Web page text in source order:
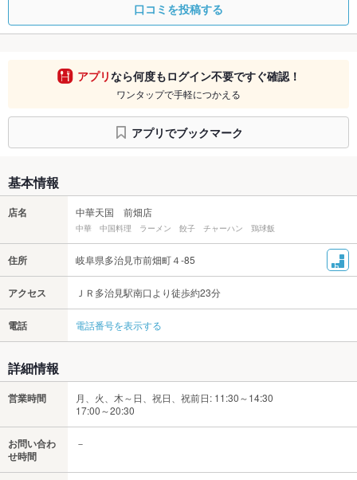
口コミを投稿する
アプリなら何度もログイン不要ですぐ確認！
ワンタップで手軽につかえる
アプリでブックマーク
基本情報
店名 中華天国 前畑店
中華 中国料理 ラーメン 餃子 チャーハン 鶏球飯
住所 岐阜県多治見市前畑町４-85
アクセス ＪＲ多治見駅南口より徒歩約23分
電話 電話番号を表示する
詳細情報
営業時間
月、火、木～日、祝日、祝前日: 11:30～14:30
17:00～20:30
お問い合わ
せ時間
－